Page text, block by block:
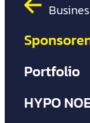
Business
Portfolio
HYPO